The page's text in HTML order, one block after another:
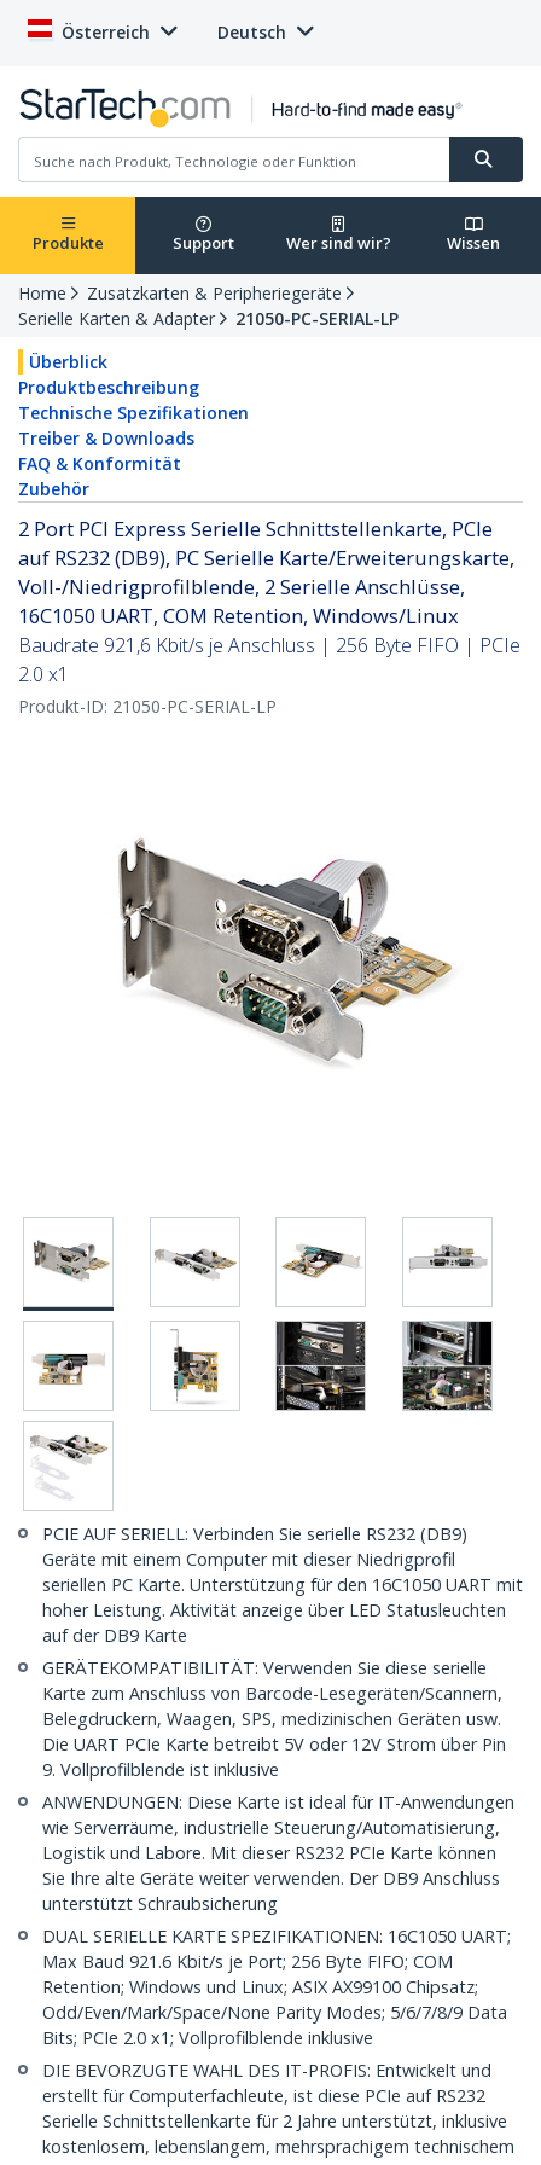
Österreich Deutsch
Produkte Support Wer sind wir? Wissen
Home
Zusatzkarten & Peripheriegeräte
Serielle Karten & Adapter
21050-PC-SERIAL-LP
Überblick
Produktbeschreibung
Technische Spezifikationen
Treiber & Downloads
FAQ & Konformität
Zubehör
2 Port PCI Express Serielle Schnittstellenkarte, PCIe
auf RS232 (DB9), PC Serielle Karte/Erweiterungskarte,
Voll-/Niedrigprofilblende, 2 Serielle Anschlüsse,
16C1050 UART, COM Retention, Windows/Linux
Baudrate 921,6 Kbit/s je Anschluss | 256 Byte FIFO | PCIe
2.0 x1
Produkt-ID: 21050-PC-SERIAL-LP
PCIE AUF SERIELL: Verbinden Sie serielle RS232 (DB9)
Geräte mit einem Computer mit dieser Niedrigprofil
seriellen PC Karte. Unterstützung für den 16C1050 UART mit
hoher Leistung. Aktivität anzeige über LED Statusleuchten
auf der DB9 Karte
GERÄTEKOMPATIBILITÄT: Verwenden Sie diese serielle
Karte zum Anschluss von Barcode-Lesegeräten/Scannern,
Belegdruckern, Waagen, SPS, medizinischen Geräten usw.
Die UART PCIe Karte betreibt 5V oder 12V Strom über Pin
9. Vollprofilblende ist inklusive
ANWENDUNGEN: Diese Karte ist ideal für IT-Anwendungen
wie Serverräume, industrielle Steuerung/Automatisierung,
Logistik und Labore. Mit dieser RS232 PCIe Karte können
Sie Ihre alte Geräte weiter verwenden. Der DB9 Anschluss
unterstützt Schraubsicherung
DUAL SERIELLE KARTE SPEZIFIKATIONEN: 16C1050 UART;
Max Baud 921.6 Kbit/s je Port; 256 Byte FIFO; COM
Retention; Windows und Linux; ASIX AX99100 Chipsatz;
Odd/Even/Mark/Space/None Parity Modes; 5/6/7/8/9 Data
Bits; PCIe 2.0 x1; Vollprofilblende inklusive
DIE BEVORZUGTE WAHL DES IT-PROFIS: Entwickelt und
erstellt für Computerfachleute, ist diese PCIe auf RS232
Serielle Schnittstellenkarte für 2 Jahre unterstützt, inklusive
kostenlosem, lebenslangem, mehrsprachigem technischem